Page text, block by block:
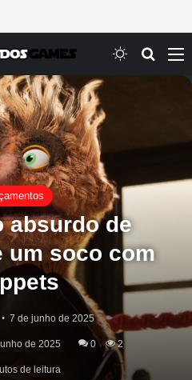
Switch skin
absurdo de
um soco com
7 de junho de 2025
de 2025 0 2
de leitura